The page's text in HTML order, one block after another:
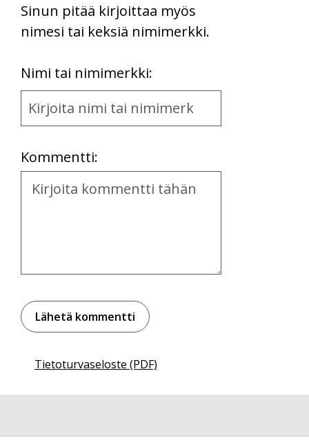
Sinun pitää kirjoittaa myös
nimesi tai keksiä nimimerkki.
Nimi tai nimimerkki:
Name
and
Kommentti:
Kommentti
Tietoturvaseloste (PDF)